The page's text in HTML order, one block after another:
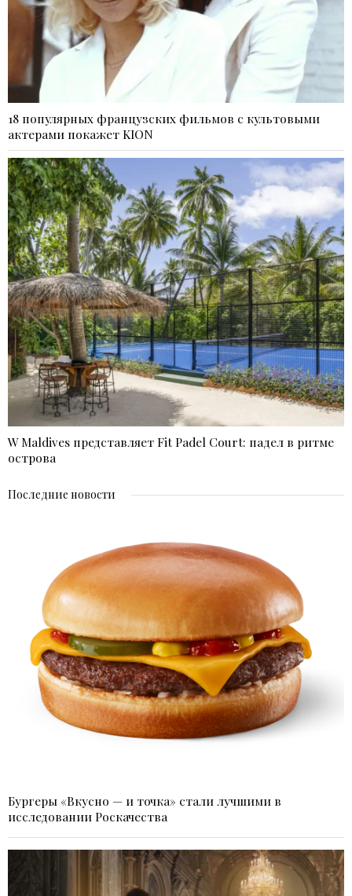
18 популярных французских фильмов с культовыми
актерами покажет KION
W Maldives представляет Fit Padel Court: падел в ритме
острова
Последние новости
Бургеры «Вкусно — и точка» стали лучшими в
исследовании Роскачества